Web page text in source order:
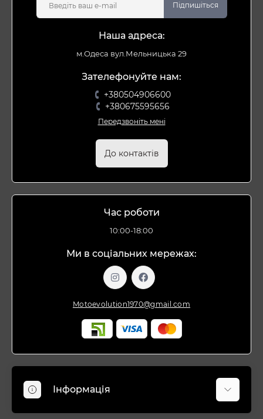
Підпишіться
Наша адреса:
м.Одеса вул.Мельницька 29
Зателефонуйте нам:
+380504906600
+380675595656
Передзвоніть мені
До контактів
Час роботи
10:00-18:00
Ми в соціальних мережах:
Motoevolution1970@gmail.com
Інформація